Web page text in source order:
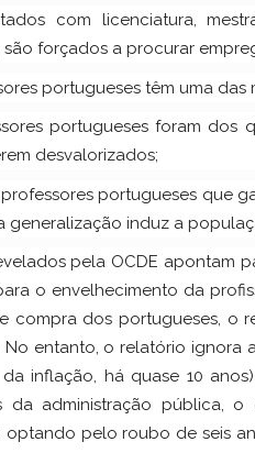
com licenciatura,
são forçados a procurar
portugueses têm uma das
portugueses foram dos
desvalorizados;
portugueses que
generalização induz a
pela OCDE apontam
o envelhecimento da
compra dos portugueses, o
No entanto, o relatório ignora
inflação, há quase 10
da administração pública,
optando pelo roubo de seis